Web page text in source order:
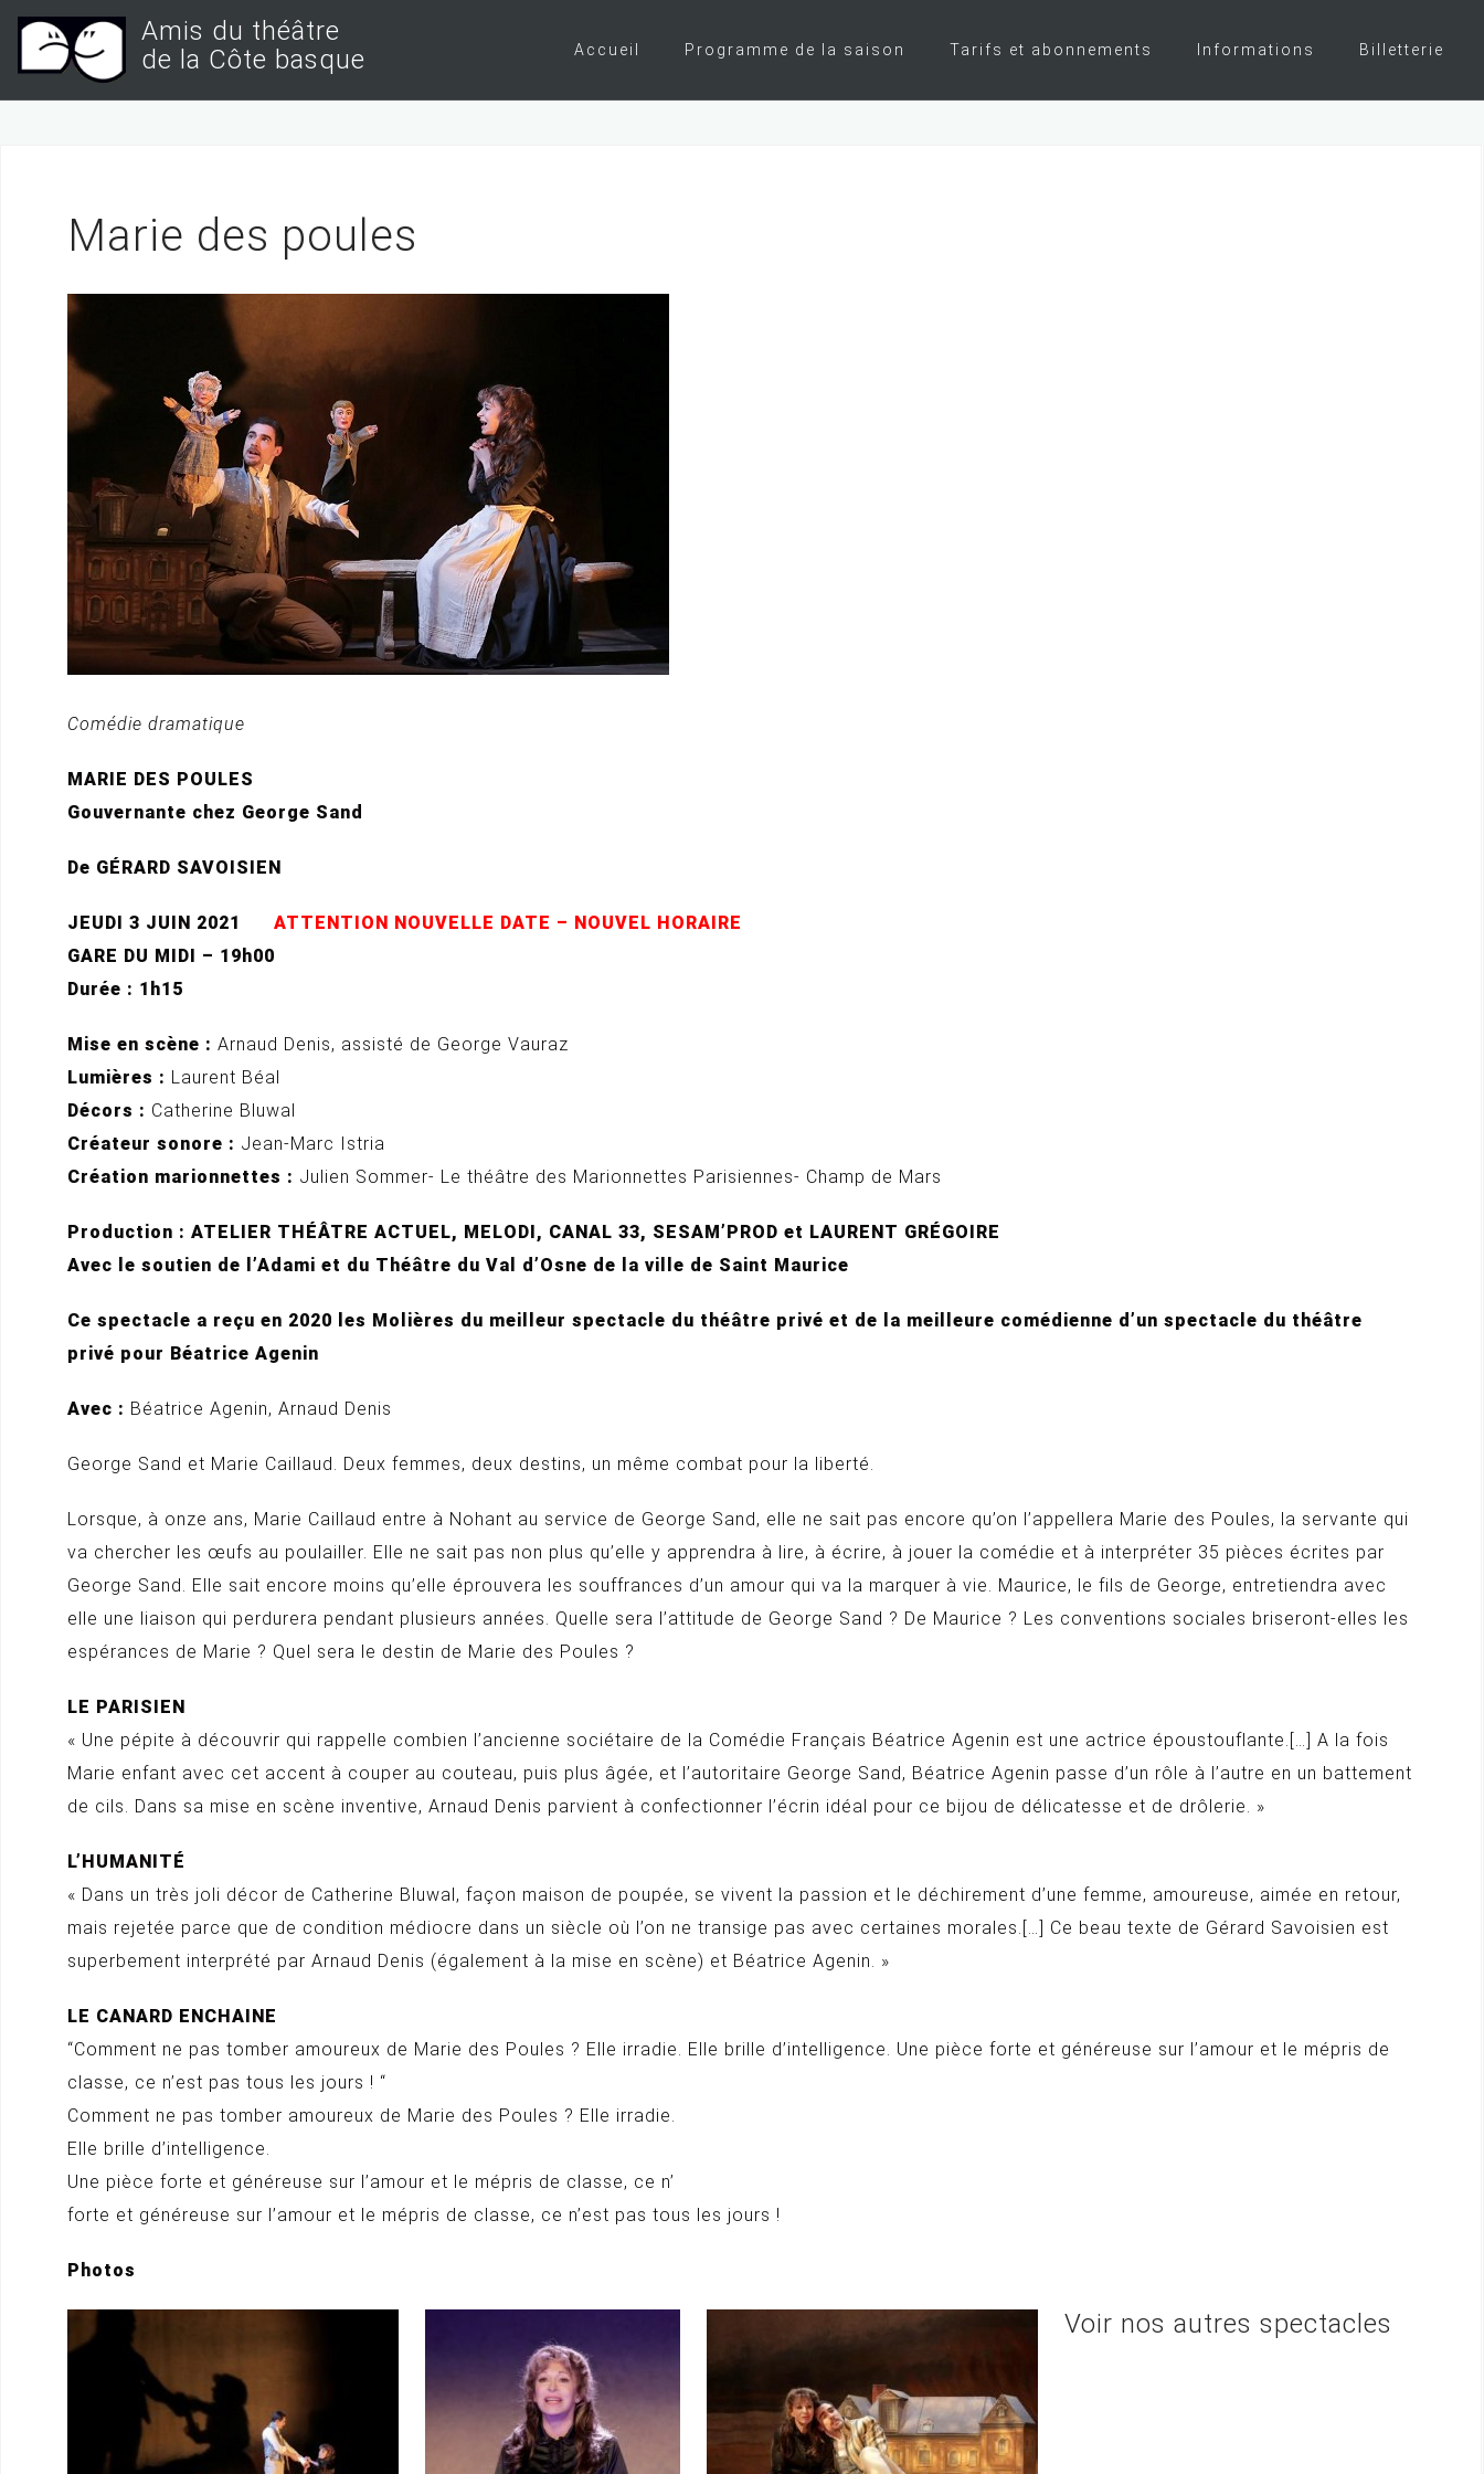
Amis du théâtre
de la Côte basque
Accueil Programme de la saison Tarifs et abonnements Informations Billetterie
Marie des poules
Comédie dramatique
MARIE DES POULES
Gouvernante chez George Sand
De GÉRARD SAVOISIEN
JEUDI 3 JUIN 2021 ATTENTION NOUVELLE DATE – NOUVEL HORAIRE
GARE DU MIDI – 19h00
Durée : 1h15
Mise en scène : Arnaud Denis, assisté de George Vauraz
Lumières : Laurent Béal
Décors : Catherine Bluwal
Créateur sonore : Jean-Marc Istria
Création marionnettes : Julien Sommer- Le théâtre des Marionnettes Parisiennes- Champ de Mars
Production : ATELIER THÉÂTRE ACTUEL, MELODI, CANAL 33, SESAM’PROD et LAURENT GRÉGOIRE
Avec le soutien de l’Adami et du Théâtre du Val d’Osne de la ville de Saint Maurice
Ce spectacle a reçu en 2020 les Molières du meilleur spectacle du théâtre privé et de la meilleure comédienne d’un spectacle du théâtre
privé pour Béatrice Agenin
Avec : Béatrice Agenin, Arnaud Denis
George Sand et Marie Caillaud. Deux femmes, deux destins, un même combat pour la liberté.
Lorsque, à onze ans, Marie Caillaud entre à Nohant au service de George Sand, elle ne sait pas encore qu’on l’appellera Marie des Poules, la servante qui
va chercher les œufs au poulailler. Elle ne sait pas non plus qu’elle y apprendra à lire, à écrire, à jouer la comédie et à interpréter 35 pièces écrites par
George Sand. Elle sait encore moins qu’elle éprouvera les souffrances d’un amour qui va la marquer à vie. Maurice, le fils de George, entretiendra avec
elle une liaison qui perdurera pendant plusieurs années. Quelle sera l’attitude de George Sand ? De Maurice ? Les conventions sociales briseront-elles les
espérances de Marie ? Quel sera le destin de Marie des Poules ?
LE PARISIEN
« Une pépite à découvrir qui rappelle combien l’ancienne sociétaire de la Comédie Français Béatrice Agenin est une actrice époustouflante.[…] A la fois
Marie enfant avec cet accent à couper au couteau, puis plus âgée, et l’autoritaire George Sand, Béatrice Agenin passe d’un rôle à l’autre en un battement
de cils. Dans sa mise en scène inventive, Arnaud Denis parvient à confectionner l’écrin idéal pour ce bijou de délicatesse et de drôlerie. »
L’HUMANITÉ
« Dans un très joli décor de Catherine Bluwal, façon maison de poupée, se vivent la passion et le déchirement d’une femme, amoureuse, aimée en retour,
mais rejetée parce que de condition médiocre dans un siècle où l’on ne transige pas avec certaines morales.[…] Ce beau texte de Gérard Savoisien est
superbement interprété par Arnaud Denis (également à la mise en scène) et Béatrice Agenin. »
LE CANARD ENCHAINE
“Comment ne pas tomber amoureux de Marie des Poules ? Elle irradie. Elle brille d’intelligence. Une pièce forte et généreuse sur l’amour et le mépris de
classe, ce n’est pas tous les jours ! “
Comment ne pas tomber amoureux de Marie des Poules ? Elle irradie.
Elle brille d’intelligence.
Une pièce forte et généreuse sur l’amour et le mépris de classe, ce n’
forte et généreuse sur l’amour et le mépris de classe, ce n’est pas tous les jours !
Photos
Voir nos autres spectacles